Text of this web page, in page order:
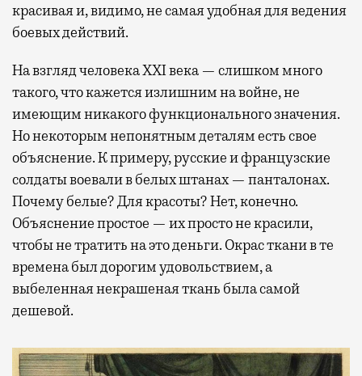
красивая и, видимо, не самая удобная для ведения
боевых действий.
На взгляд человека XXI века — слишком много
такого, что кажется излишним на войне, не
имеющим никакого функционального значения.
Но некоторым непонятным деталям есть свое
объяснение. К примеру, русские и французские
солдаты воевали в белых штанах — панталонах.
Почему белые? Для красоты? Нет, конечно.
Объяснение простое — их просто не красили,
чтобы не тратить на это деньги. Окрас ткани в те
времена был дорогим удовольствием, а
выбеленная некрашеная ткань была самой
дешевой.